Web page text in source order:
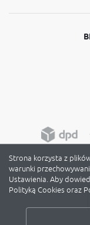
Strona korzysta z
warunki
Ustawienia. Aby
Polityką Cookies oraz